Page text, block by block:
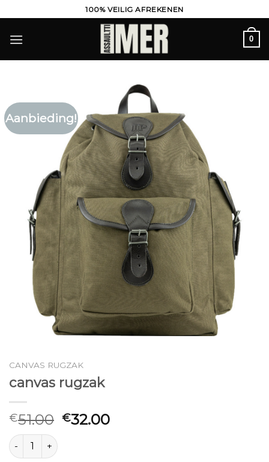
naar
inhoud
100% VEILIG AFREKENEN
0
Aanbieding!
CANVAS RUGZAK
canvas rugzak
€51.00 €32.00
canvas rugzak aantal